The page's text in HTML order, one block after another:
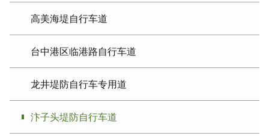
高美海堤自行车道
台中港区临港路自行车道
龙井堤防自行车专用道
汴子头堤防自行车道